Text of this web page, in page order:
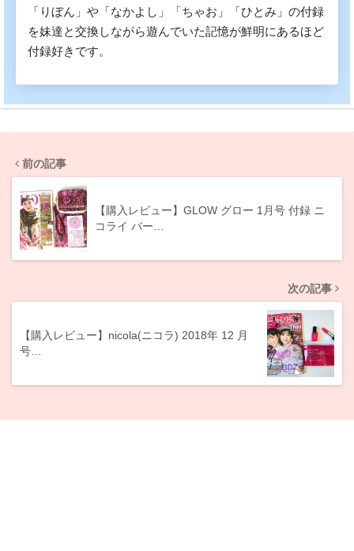
「りぼん」や「なかよし」「ちゃお」「ひとみ」の付録
を妹達と交換しながら遊んでいた記憶が鮮明にあるほど
付録好きです。
前の記事
【購入レビュー】GLOW グロー 1月号 付録 ニ
コライ バー…
次の記事
【購入レビュー】nicola(ニコラ) 2018年 12 月
号…